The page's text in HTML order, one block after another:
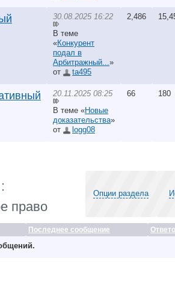
30.08.2025 16:22
В теме
«Конкурент
подал в
Арбитражный...»
от
ta495
2,486
20.11.2025 08:25
В теме «Новые
доказательства»
от
logg08
66 180
право
Опции раздела
Последнее сообщение